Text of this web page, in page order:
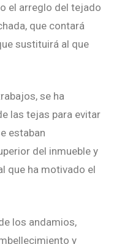
el arreglo del tejado
que contará
sustituirá al que
se ha
las tejas para evitar
estaban
del inmueble y
que ha motivado el
los andamios,
y